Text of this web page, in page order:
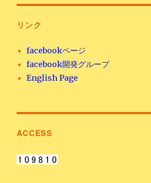
リンク
facebookページ
facebook開発グループ
English Page
ACCESS